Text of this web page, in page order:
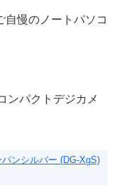
自慢のノートパソコ
ンパクトデジカメ
ンシルバー (DG-XgS)